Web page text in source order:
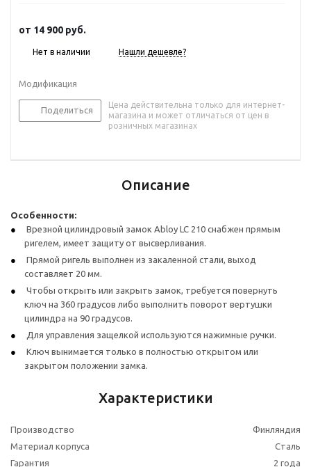
от 14 900 руб.
Нет в наличии Нашли дешевле?
Модификация
Поделиться
Цена действительна только для интернет-
магазина и может отличаться от цен в
розничных магазинах
Описание
Особенности:
Врезной цилиндровый замок Abloy LC 210 снабжен прямым
ригелем, имеет защиту от высверливания.
Прямой ригель выполнен из закаленной стали, выход
составляет 20 мм.
Чтобы открыть или закрыть замок, требуется повернуть
ключ на 360 градусов либо выполнить поворот вертушки
цилиндра на 90 градусов.
Для управления защелкой используются нажимные ручки.
Ключ вынимается только в полностью открытом или
закрытом положении замка.
Характеристики
Производство
Финляндия
Материал корпуса
Сталь
Гарантия
2 года